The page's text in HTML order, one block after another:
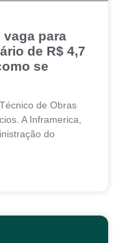
vaga para
de R$ 4,7
se
de Obras
A Inframerica,
do